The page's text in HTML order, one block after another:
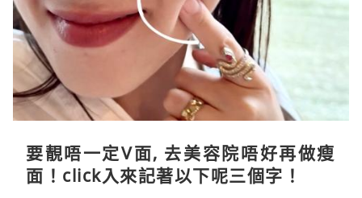
要靚唔一定V面, 去美容院唔好再做瘦
面！click入來記著以下呢三個字！